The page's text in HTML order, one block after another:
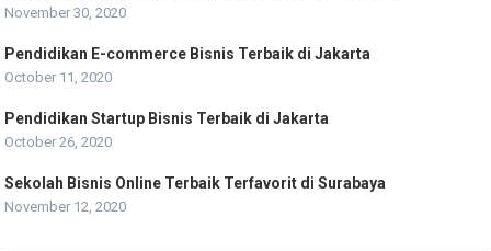
November 30, 2020
Pendidikan E-commerce Bisnis Terbaik di Jakarta
October 11, 2020
Pendidikan Startup Bisnis Terbaik di Jakarta
October 26, 2020
Sekolah Bisnis Online Terbaik Terfavorit di Surabaya
November 12, 2020